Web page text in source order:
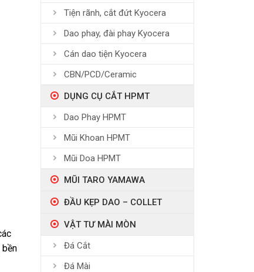
Tiện rãnh, cắt đứt Kyocera
Dao phay, đài phay Kyocera
Cán dao tiện Kyocera
CBN/PCD/Ceramic
DỤNG CỤ CẮT HPMT
Dao Phay HPMT
Mũi Khoan HPMT
Mũi Doa HPMT
MŨI TARO YAMAWA
ĐẦU KẸP DAO – COLLET
VẬT TƯ MÀI MÒN
Đá Cắt
Đá Mài